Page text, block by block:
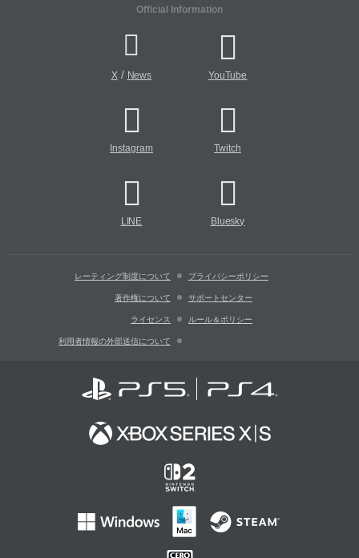
Official Information
X/ News YouTube
Instagram Twitch
LINE Bluesky
レーティング制度について プライバシーポリシー
著作権について サポートセンター
ライセンス ルール＆ポリシー
利用者情報の外部送信について